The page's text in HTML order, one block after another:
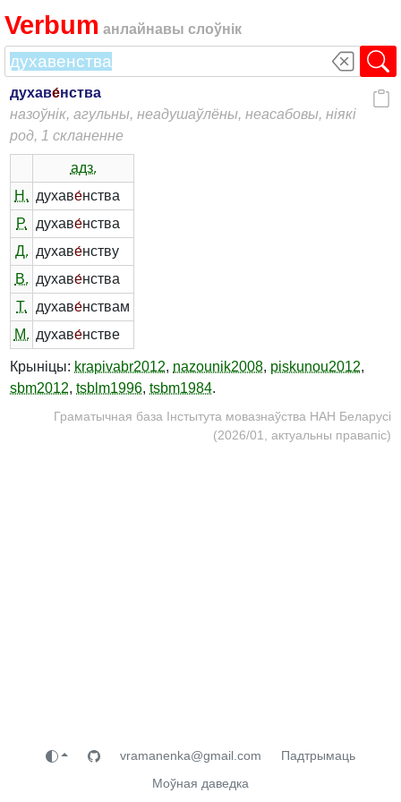
Verbum анлайнавы слоўнік
духаве́нства
назоўнік, агульны, неадушаўлёны, неасабовы, ніякі
род, 1 скланенне
адз.
Н. духаве́нства
Р.
духаве́нства
Д. духаве́нству
В. духаве́нства
Т.
духаве́нствам
М. духаве́нстве
Крыніцы: krapivabr2012, nazounik2008, piskunou2012,
sbm2012, tsblm1996, tsbm1984.
Граматычная база Інстытута мовазнаўства НАН Беларусі
(2026/01, актуальны правапіс)
vramanenka@gmail.com
Падтрымаць
Моўная даведка